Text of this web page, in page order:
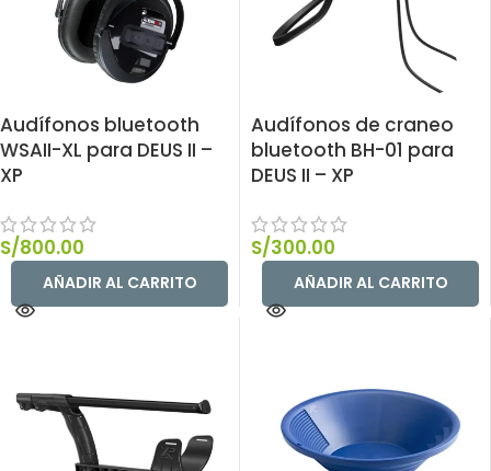
Audífonos bluetooth
WSAII-XL para DEUS II –
XP
S/800.00
AÑADIR AL CARRITO
Audífonos de craneo
bluetooth BH-01 para
DEUS II – XP
S/300.00
AÑADIR AL CARRITO